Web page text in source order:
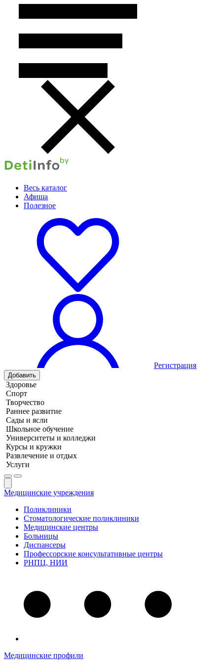
Весь каталог
Афиша
Полезное
Регистрация
Добавить
Здоровье
Спорт
Творчество
Раннее развитие
Сады и ясли
Школьное обучение
Университеты и колледжи
Курсы и кружки
Развлечение и отдых
Услуги
Медицинские учреждения
Поликлиники
Стоматологические поликлиники
Медицинские центры
Больницы
Диспансеры
Профессорские консультативные центры
РНПЦ, НИИ
Медицинские профили